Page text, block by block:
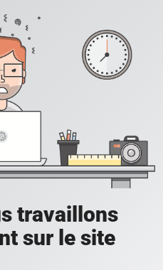
travaillons
sur le site